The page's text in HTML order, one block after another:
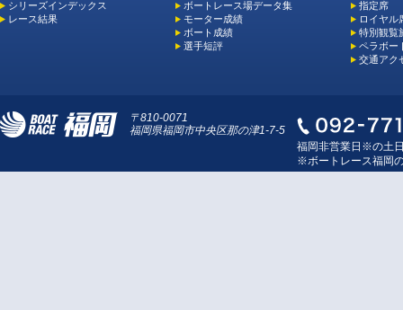
シリーズインデックス
レース結果
ボートレース場データ集
モーター成績
ボート成績
選手短評
指定席
ロイヤル
特別観覧
ペラボー
交通アク
〒810-0071
福岡県福岡市中央区那の津1-7-5
福岡非営業日※の土
※ボートレース福岡